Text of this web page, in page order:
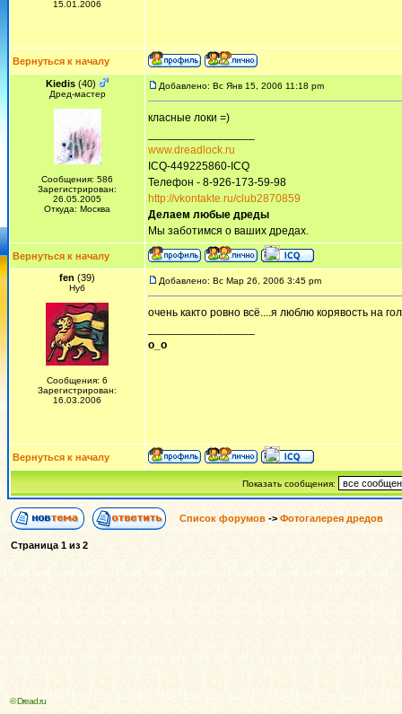
15.01.2006
Вернуться к началу
Kiedis (40)
Дред-мастер
Сообщения: 586
Зарегистрирован:
26.05.2005
Откуда: Москва
Добавлено: Вс Янв 15, 2006 11:18 pm
класные локи =)
www.dreadlock.ru
ICQ-449225860-ICQ
Телефон - 8-926-173-59-98
http://vkontakte.ru/club2870859
Делаем любые дреды
Мы заботимся о ваших дредах.
Вернуться к началу
fen (39)
Нуб
Сообщения: 6
Зарегистрирован:
16.03.2006
Добавлено: Вс Мар 26, 2006 3:45 pm
очень както ровно всё....я люблю корявость на
o_o
Вернуться к началу
Показать сообщения:
Список форумов -> Фотогалерея дредов
Страница 1из 2
© Dread.ru